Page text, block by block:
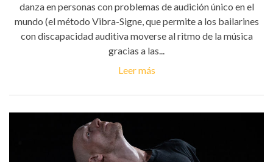
danza en personas con problemas de audición único en el
mundo (el método Vibra-Signe, que permite a los bailarines
con discapacidad auditiva moverse al ritmo de la música
gracias a las...
Leer más